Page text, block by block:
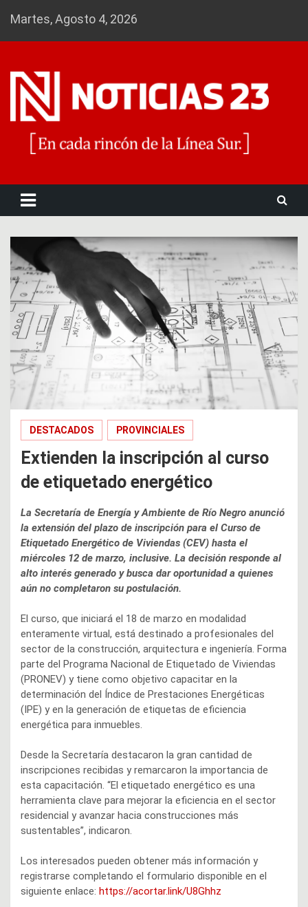
Martes, Agosto 4, 2026
DESTACADOS PROVINCIALES
Extienden la inscripción al curso
de etiquetado energético
La Secretaría de Energía y Ambiente de Río Negro anunció
la extensión del plazo de inscripción para el Curso de
Etiquetado Energético de Viviendas (CEV) hasta el
miércoles 12 de marzo, inclusive. La decisión responde al
alto interés generado y busca dar oportunidad a quienes
aún no completaron su postulación.
El curso, que iniciará el 18 de marzo en modalidad
enteramente virtual, está destinado a profesionales del
sector de la construcción, arquitectura e ingeniería. Forma
parte del Programa Nacional de Etiquetado de Viviendas
(PRONEV) y tiene como objetivo capacitar en la
determinación del Índice de Prestaciones Energéticas
(IPE) y en la generación de etiquetas de eficiencia
energética para inmuebles.
Desde la Secretaría destacaron la gran cantidad de
inscripciones recibidas y remarcaron la importancia de
esta capacitación. “El etiquetado energético es una
herramienta clave para mejorar la eficiencia en el sector
residencial y avanzar hacia construcciones más
sustentables”, indicaron.
Los interesados pueden obtener más información y
registrarse completando el formulario disponible en el
siguiente enlace: https://acortar.link/U8Ghhz